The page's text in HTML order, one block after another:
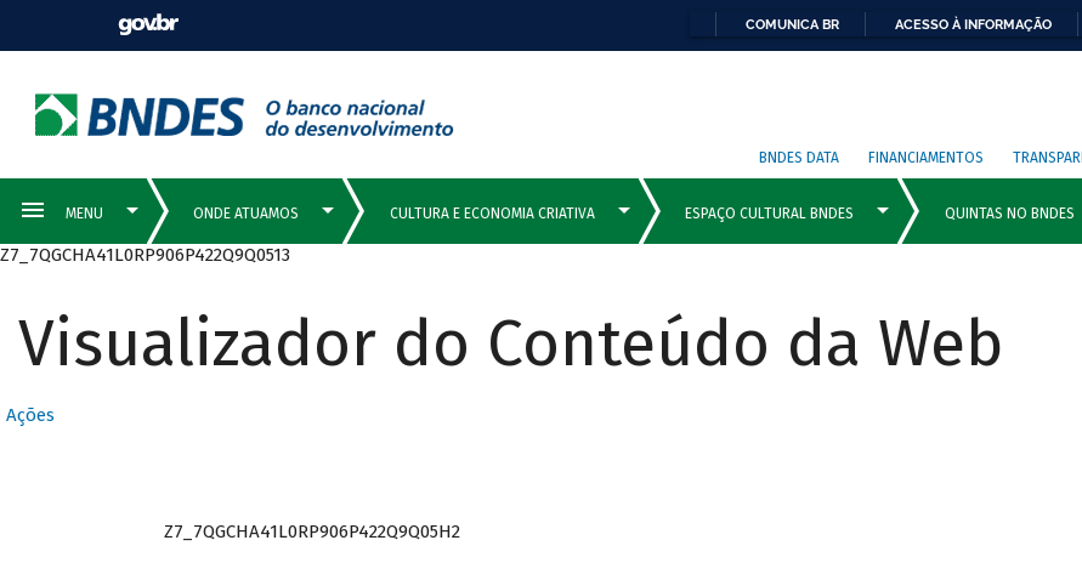
COMUNICA BR ACESSO À INFORMAÇÃO
BNDES DATA FINANCIAMENTOS
Z7_7QGCHA41L0RP906P422Q9Q0513
Visualizador do Conteúdo da Web
Ações
Z7_7QGCHA41L0RP906P422Q9Q05H2